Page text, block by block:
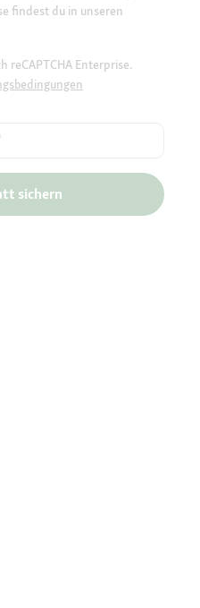
findest du in unseren
reCAPTCHA Enterprise.
sichern